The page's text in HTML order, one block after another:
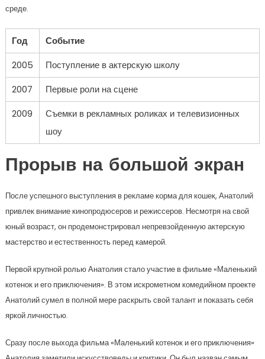
среде.
Год
Событие
2005
Поступление в актерскую школу
2007
Первые роли на сцене
2009
Съемки в рекламных роликах и телевизионных
шоу
Прорыв на большой экран
После успешного выступления в рекламе корма для кошек, Анатолий
привлек внимание кинопродюсеров и режиссеров. Несмотря на свой
юный возраст, он продемонстрировал непревзойденную актерскую
мастерство и естественность перед камерой.
Первой крупной ролью Анатолия стало участие в фильме «Маленький
котенок и его приключения». В этом искрометном комедийном проекте
Анатолий сумел в полной мере раскрыть свой талант и показать себя
яркой личностью.
Сразу после выхода фильма «Маленький котенок и его приключения»